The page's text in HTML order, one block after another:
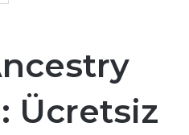
Ücretsiz